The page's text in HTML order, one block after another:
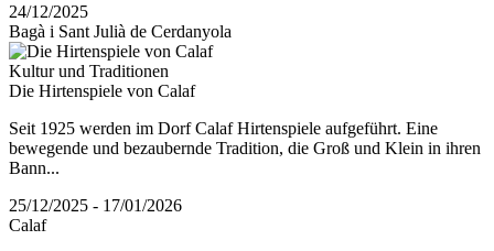
24/12/2025
Bagà i Sant Julià de Cerdanyola
Kultur und Traditionen
Die Hirtenspiele von Calaf
Seit 1925 werden im Dorf Calaf Hirtenspiele aufgeführt. Eine
bewegende und bezaubernde Tradition, die Groß und Klein in ihren
Bann...
25/12/2025 - 17/01/2026
Calaf